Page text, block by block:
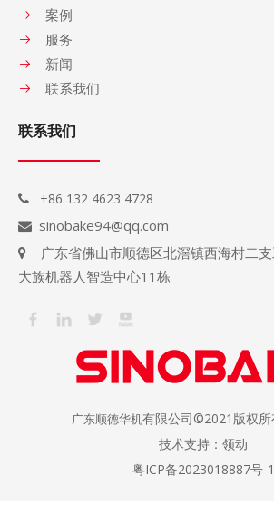
案例
服务
新闻
联系我们
联系我们
 +86 132 4623 4728
 sinobake94@qq.com

广东省佛山市顺德区北滘镇西海村二
大族机器人智造中心11栋
广东顺德华机有限公司©2021版权所
技术支持： 领动
粤ICP备2023018887号-1